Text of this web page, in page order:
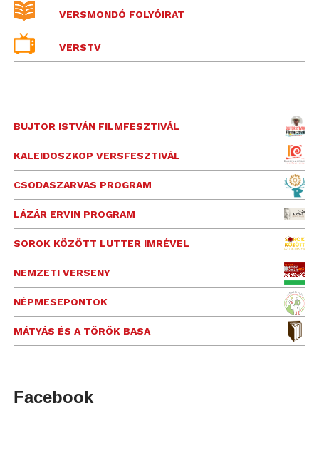
VERSMONDÓ FOLYÓIRAT
VERSTV
BUJTOR ISTVÁN FILMFESZTIVÁL
KALEIDOSZKOP VERSFESZTIVÁL
CSODASZARVAS PROGRAM
LÁZÁR ERVIN PROGRAM
SOROK KÖZÖTT LUTTER IMRÉVEL
NEMZETI VERSENY
NÉPMESEPONTOK
MÁTYÁS ÉS A TÖRÖK BASA
Facebook